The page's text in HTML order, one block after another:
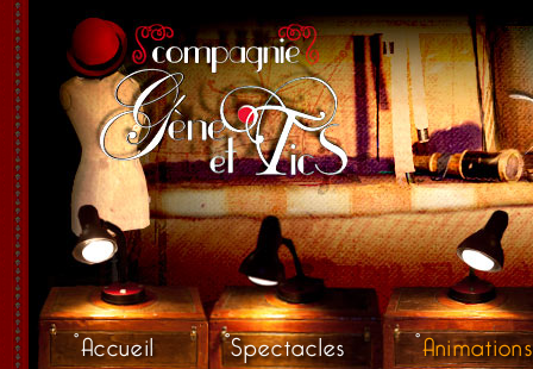
Accueil Spectacles Animations